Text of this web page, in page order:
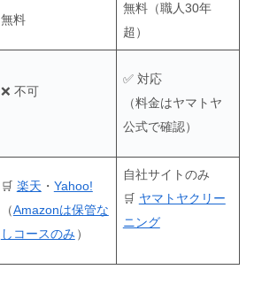
無料
無料（職人30年
超）
❌ 不可
✅ 対応
（料金はヤマトヤ
公式で確認）
🛒 楽天 ・ Yahoo!
（Amazonは保管な
しコースのみ ）
自社サイトのみ
🛒 ヤマトヤクリー
ニング